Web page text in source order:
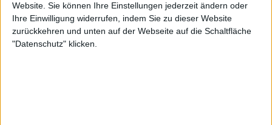
Website. Sie können Ihre Einstellungen jederzeit ändern oder
Ihre Einwilligung widerrufen, indem Sie zu dieser Website
zurückkehren und unten auf der Webseite auf die Schaltfläche
"Datenschutz" klicken.
unwahrscheinlich.“